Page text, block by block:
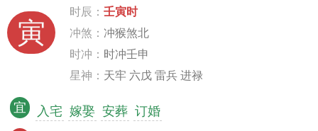
寅
时辰： 壬寅时
冲煞： 冲猴煞北
时冲： 时冲壬申
星神： 天牢 六戊 雷兵 进禄
宜 入宅 嫁娶 安葬 订婚